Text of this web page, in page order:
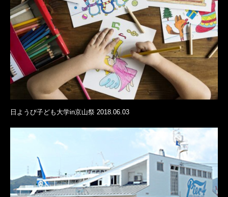
日ようび子ども大学in京山祭 2018.06.03